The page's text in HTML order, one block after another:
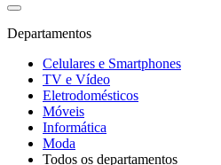
Departamentos
Celulares e Smartphones
TV e Vídeo
Eletrodomésticos
Móveis
Informática
Moda
Todos os departamentos